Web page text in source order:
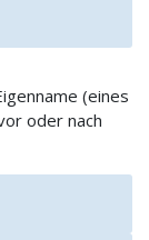
(eines
oder nach